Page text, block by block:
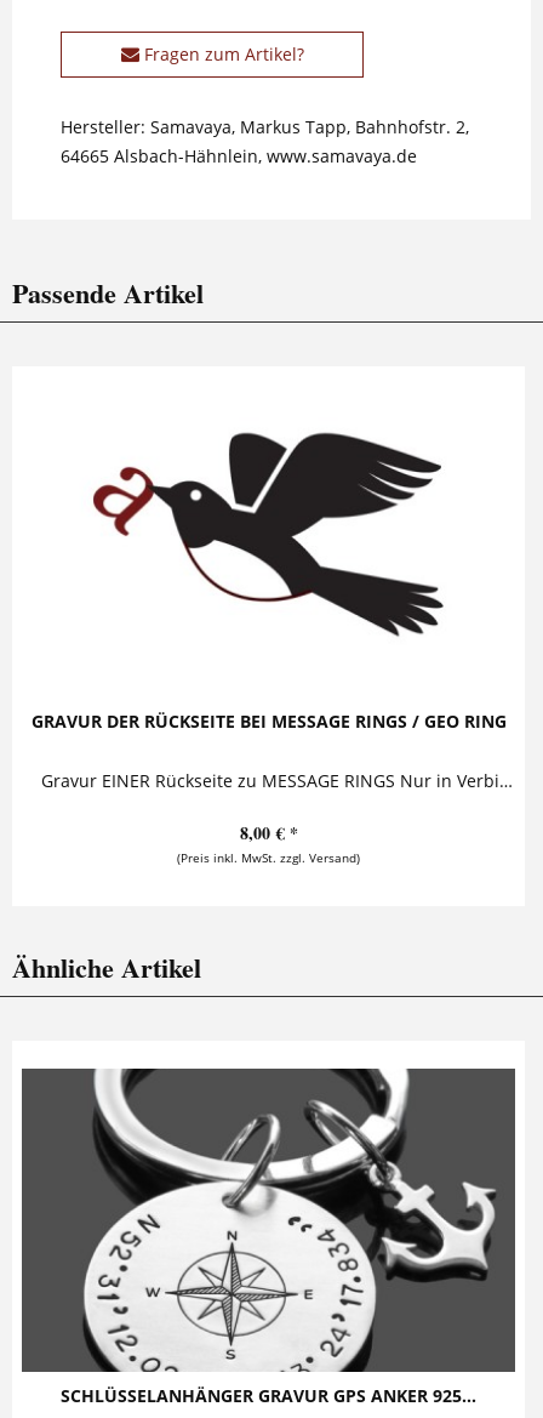
Fragen zum Artikel?
Hersteller: Samavaya, Markus Tapp, Bahnhofstr. 2,
64665 Alsbach-Hähnlein, www.samavaya.de
Passende Artikel
GRAVUR DER RÜCKSEITE BEI MESSAGE RINGS / GEO RING
Gravur EINER Rückseite zu MESSAGE RINGS Nur in Verbindung mit einem MESSAGE RING / GEO RING Schmuckstück oder Schlüsselanhänger möglich.
8,00 € *
(Preis inkl. MwSt. zzgl. Versand)
Ähnliche Artikel
SCHLÜSSELANHÄNGER GRAVUR GPS ANKER 925...